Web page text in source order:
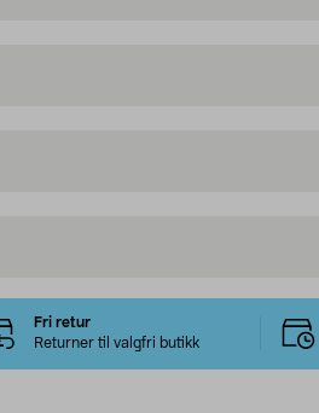
Fri retur
Returner til valgfri butikk